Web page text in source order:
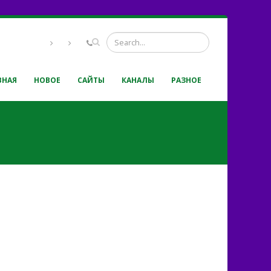
НОВОЕ САЙТЫ КАНАЛЫ РАЗНОЕ